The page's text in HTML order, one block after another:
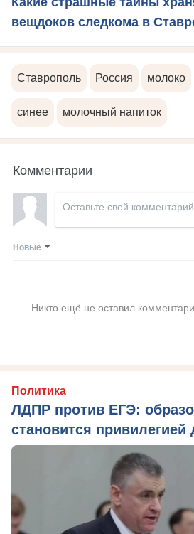
вещдоков следкома в
Ставрополь Россия молоко
синее молочный напиток
Комментарии
Новые
Никто ещё не оставил
Политика
ЛДПР против ЕГЭ:
становится привилегией